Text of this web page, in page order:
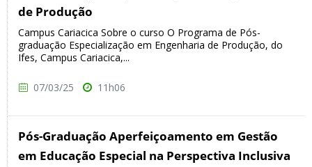
de Produção
Campus Cariacica Sobre o curso O Programa de Pós-
graduação Especialização em Engenharia de Produção, do
Ifes, Campus Cariacica,...
07/03/25 11h06
Pós-Graduação Aperfeiçoamento em Gestão
em Educação Especial na Perspectiva Inclusiva